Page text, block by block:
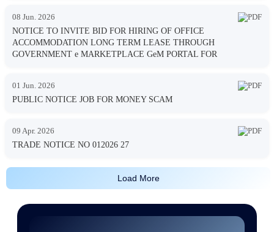
08 Jun. 2026
NOTICE TO INVITE BID FOR HIRING OF OFFICE
ACCOMMODATION LONG TERM LEASE THROUGH
GOVERNMENT e MARKETPLACE GeM PORTAL FOR
01 Jun. 2026
PUBLIC NOTICE JOB FOR MONEY SCAM
09 Apr. 2026
TRADE NOTICE NO 012026 27
Load More